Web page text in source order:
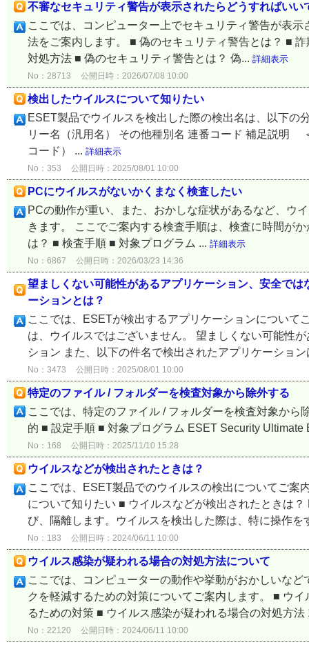
不審なセキュリティ警告が表示されたらどうすればいい
ここでは、コンピューター上でセキュリティ警告が表
法をご案内します。 ■ 偽のセキュリティ警告とは？ ■
対処方法 ■ 偽のセキュリティ警告とは？ 偽... 詳細表示
No：28713 公開日時：2026/07/08 10:00
検出したウイルスについて知りたい
ESET製品でウイルスを検出した際の検出名は、以下の
リー名（汎用名） その他種別名 連番コード 補足説明
コード） ... 詳細表示
No：353 公開日時：2025/08/01 10:00
PCにウイルスがないかくまなく検査したい
PCの動作が重い、また、おかしな症状があるなど、ウ
きます。 ここでご案内する検査手順は、検査に時間が
は？ ■ 検査手順 ■ 対象プログラム ... 詳細表示
No：6867 公開日時：2026/03/23 14:36
望ましくない可能性があるアプリケーション、安全で
ーションとは？
ここでは、ESETが検出するアプリケーションについて
は、ウイルスではございません。 望ましくない可能性
ション また、以下の件名で検出されたアプリケーショ
No：3473 公開日時：2025/08/01 10:00
特定のファイル / フォルダーを検査対象から除外する
ここでは、特定のファイル / フォルダーを検査対象か
的 ■ 設定手順 ■ 対象プログラム ESET Security
No：168 公開日時：2025/11/10 15:28
ウイルスなどが検出されたときは？
ここでは、ESET製品でのウイルスの検出についてご案
について知りたい ■ ウイルスなどが検出されたときは
び、隔離します。ウイルスを検出した際は、特に操作を
No：183 公開日時：2024/06/11 10:00
ウイルス感染が疑われる場合の対処方法について
ここでは、コンピューターの動作や挙動がおかしいな
クを軽減するための対策についてご案内します。 ■ ウ
るための対策 ■ ウイルス感染が疑われる場合の対処方法
No：22120 公開日時：2024/06/11 10:00